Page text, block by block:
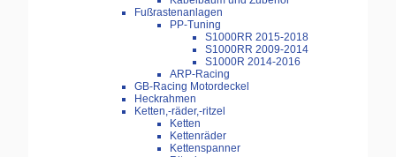
Fußrastenanlagen
PP-Tuning
S1000RR 2015-2018
S1000RR 2009-2014
S1000R 2014-2016
ARP-Racing
GB-Racing Motordeckel
Heckrahmen
Ketten,-räder,-ritzel
Ketten
Kettenräder
Kettenspanner